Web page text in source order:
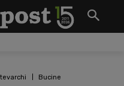
Bucine